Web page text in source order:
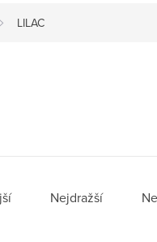
LILAC
Nejdražší